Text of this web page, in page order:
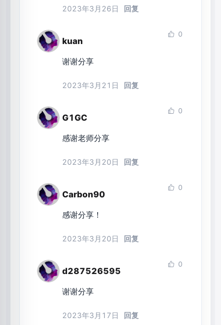
2023年3月26日 回复
kuan
0
谢谢分享
2023年3月21日 回复
G1GC
0
感谢老师分享
2023年3月20日 回复
Carbon90
0
感谢分享！
2023年3月20日 回复
d287526595
0
谢谢分享
2023年3月17日 回复